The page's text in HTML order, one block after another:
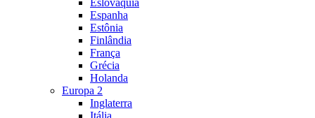
Eslováquia
Espanha
Estônia
Finlândia
França
Grécia
Holanda
Europa 2
Inglaterra
Itália